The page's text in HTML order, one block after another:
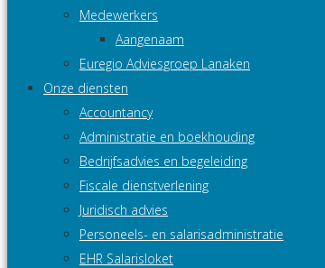
Medewerkers
Aangenaam
Euregio Adviesgroep Lanaken
Onze diensten
Accountancy
Administratie en boekhouding
Bedrijfsadvies en begeleiding
Fiscale dienstverlening
Juridisch advies
Personeels- en salarisadministratie
EHR Salarisloket